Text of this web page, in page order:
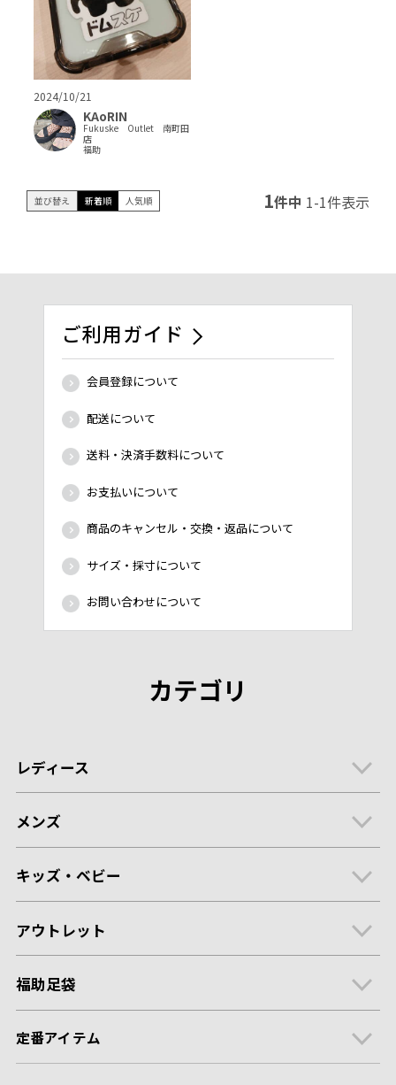
2024/10/21
KAoRIN
Fukuske Outlet 南町田
店
福助
並び替え 新着順 人気順 1件中 1-1件表示
ご利用ガイド
会員登録について
配送について
送料・決済手数料について
お支払いについて
商品のキャンセル・交換・返品について
サイズ・採寸について
お問い合わせについて
カテゴリ
レディース
メンズ
キッズ・ベビー
アウトレット
福助足袋
定番アイテム